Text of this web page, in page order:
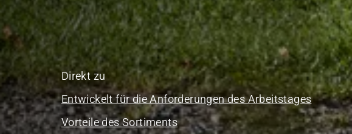
Direkt zu
Entwickelt für die Anforderungen des Arbeitstages
Vorteile des Sortiments